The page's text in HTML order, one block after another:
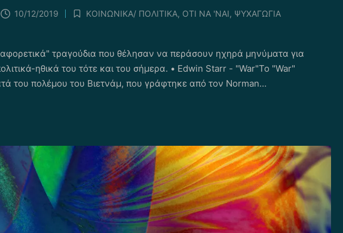
10/12/2019
Posted
ΚΟΙΝΩΝΙΚΑ/ ΠΟΛΙΤΙΚΑ, ΟΤΙ ΝΑ 'ΝΑΙ, ΨΥΧΑΓΩΓΙΑ
τραγούδια που θέλησαν να περάσουν ηχηρά μηνύματα για
ηθικά του τότε και του σήμερα. • Edwin Starr - "War"Το "War"
του πολέμου του Βιετνάμ, που γράφτηκε από τον Norman…